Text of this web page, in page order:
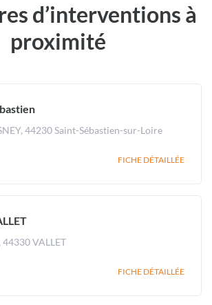
d’interventions à
proximité
44230 Saint-Sébastien-sur-Loire
FICHE DÉTAILLÉE
44330 VALLET
FICHE DÉTAILLÉE